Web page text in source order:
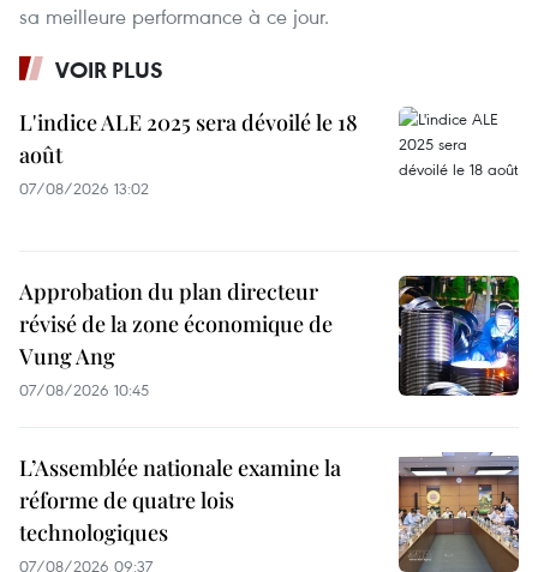
sa meilleure performance à ce jour.
VOIR PLUS
L'indice ALE 2025 sera dévoilé le 18
août
07/08/2026 13:02
Approbation du plan directeur
révisé de la zone économique de
Vung Ang
07/08/2026 10:45
L’Assemblée nationale examine la
réforme de quatre lois
technologiques
07/08/2026 09:37